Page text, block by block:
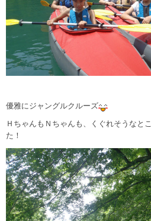
優雅にジャングルクルーズ
ＨちゃんもＮちゃんも、くぐれそうなと
た！